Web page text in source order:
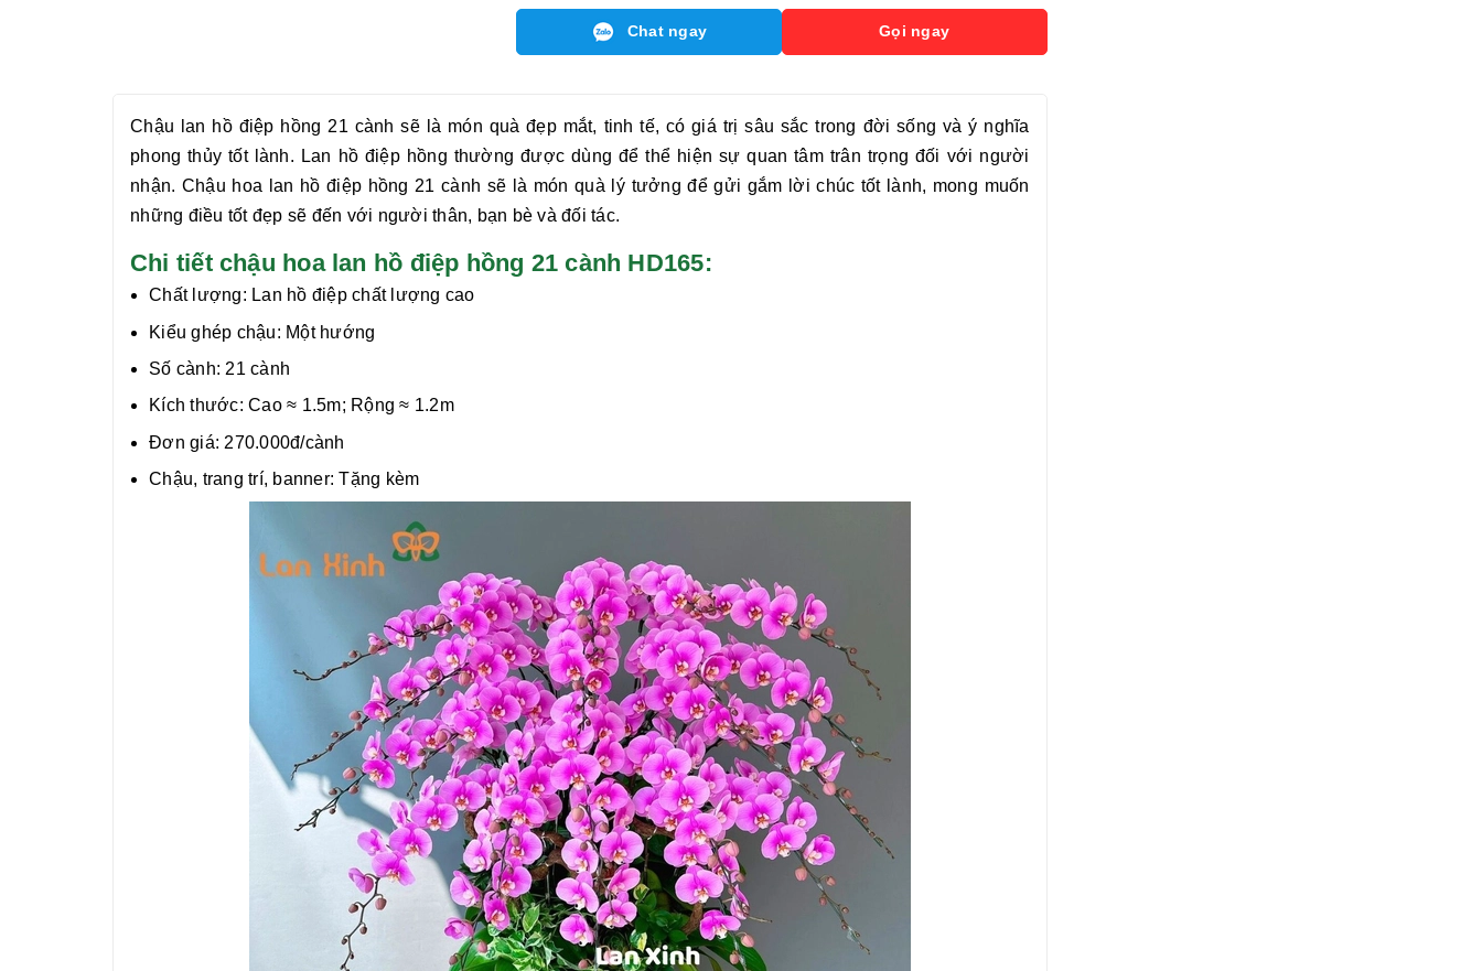
Chat ngay Gọi ngay
Chậu lan hồ điệp hồng 21 cành sẽ là món quà đẹp mắt, tinh tế, có giá trị sâu sắc trong đời sống và ý nghĩa
phong thủy tốt lành. Lan hồ điệp hồng thường được dùng để thể hiện sự quan tâm trân trọng đối với người
nhận. Chậu hoa lan hồ điệp hồng 21 cành sẽ là món quà lý tưởng để gửi gắm lời chúc tốt lành, mong muốn
những điều tốt đẹp sẽ đến với người thân, bạn bè và đối tác.
Chi tiết chậu hoa lan hồ điệp hồng 21 cành HD165:
Chất lượng: Lan hồ điệp chất lượng cao
Kiểu ghép chậu: Một hướng
Số cành: 21 cành
Kích thước: Cao ≈ 1.5m; Rộng ≈ 1.2m
Đơn giá: 270.000đ/cành
Chậu, trang trí, banner: Tặng kèm